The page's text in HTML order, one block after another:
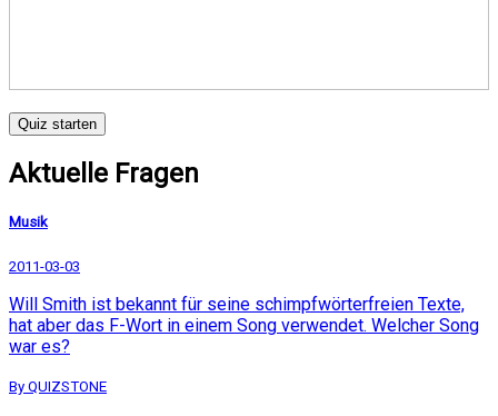
Quiz starten
Aktuelle Fragen
Musik
2011-03-03
Will Smith ist bekannt für seine schimpfwörterfreien Texte,
hat aber das F-Wort in einem Song verwendet. Welcher Song
war es?
By QUIZSTONE